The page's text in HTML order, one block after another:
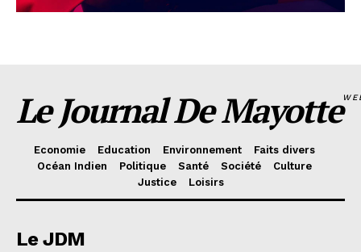
Le Journal De Mayotte
Economie Education Environnement
Faits divers
Océan Indien
Politique Santé Société
Culture
Justice
Loisirs
Le JDM